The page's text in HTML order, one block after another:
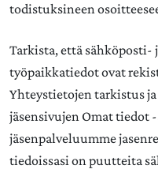
todistuksineen
Tarkista, että sähköposti-
työpaikkatiedot ovat
Yhteystietojen tarkistus
jäsensivujen Omat tiedot
jäsenpalveluumme
tiedoissasi on puutteita